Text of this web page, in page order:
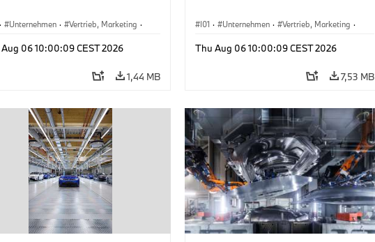
· Unternehmen · Vertrieb, Marketing ·
06 10:00:09 CEST 2026
1,44 MB
I01 · Unternehmen · Vertrieb, Marketing ·
Thu Aug 06 10:00:09 CEST 2026
7,53 MB